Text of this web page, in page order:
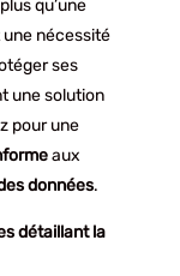
qu’une
nécessité
ses
une solution
pour une
aux
données.
détaillant la